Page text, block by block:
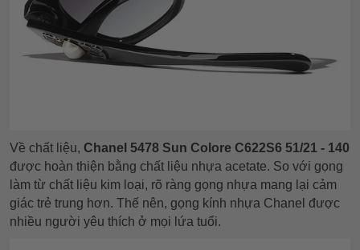
Về chất liệu, Chanel 5478 Sun Colore C622S6 51/21 - 140
được hoàn thiện bằng chất liệu nhựa acetate. So với gọng
làm từ chất liệu kim loại, rõ ràng gọng nhựa mang lại cảm
giác trẻ trung hơn. Thế nên, gọng kính nhựa Chanel được
nhiều người yêu thích ở mọi lứa tuổi.